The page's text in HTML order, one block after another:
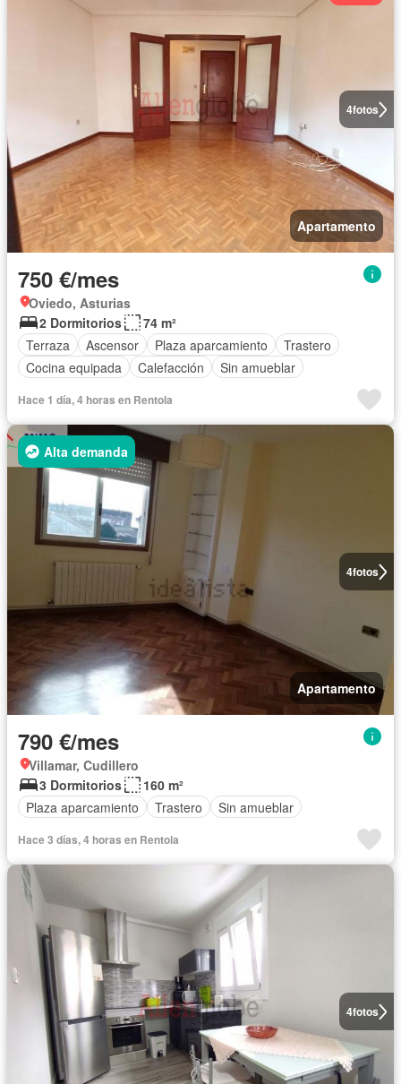
4fotos
Apartamento
750 €/mes
Oviedo, Asturias
2 Dormitorios
74 m²
Terraza
Ascensor Plaza aparcamiento
Trastero
Cocina equipada
Calefacción Sin amueblar
Hace 1 día, 4 horas en Rentola
4fotos
Alta demanda
Apartamento
790 €/mes
Villamar, Cudillero
3 Dormitorios
160 m²
Plaza aparcamiento
Trastero Sin amueblar
Hace 3 días, 4 horas en Rentola
4fotos